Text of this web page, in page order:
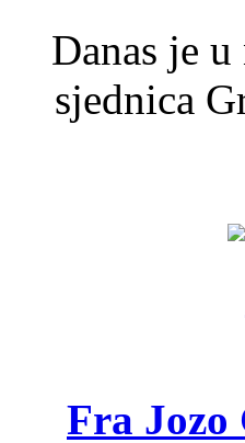
Danas je
sjednica
Fra Jozo